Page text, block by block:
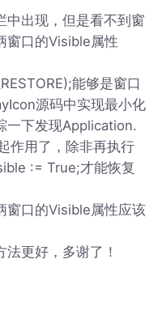
中出现，但是看不到窗
窗口的Visible属性
能够是窗口
源码中实现最小化
一下发现Application.
作用了，除非再执行
:= True;才能恢复
窗口的Visible属性应该
更好，多谢了！